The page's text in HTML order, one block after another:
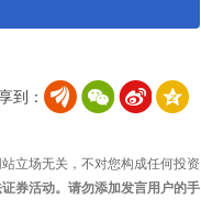
到：
立场无关，不对您构成任何投资
券活动。请勿添加发言用户的手